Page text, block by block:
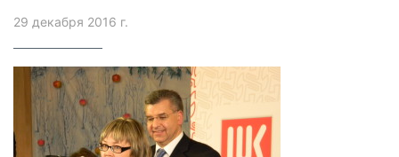
29 декабря 2016 г.